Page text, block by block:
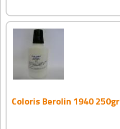
Coloris Berolin 1940 250gr